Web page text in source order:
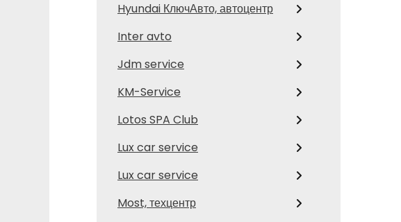
Hyundai КлючАвто, автоцентр
Inter avto
Jdm service
KM-Service
Lotos SPA Club
Lux car service
Lux car service
Most, техцентр